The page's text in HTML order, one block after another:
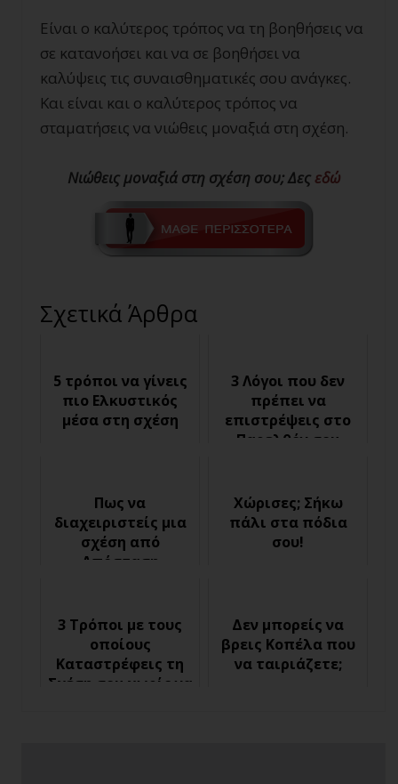
Είναι ο καλύτερος τρόπος να τη βοηθήσεις να
σε κατανοήσει και να σε βοηθήσει να
καλύψεις τις συναισθηματικές σου ανάγκες.
Και είναι και ο καλύτερος τρόπος να
σταματήσεις να νιώθεις μοναξιά στη σχέση.
Νιώθεις μοναξιά στη σχέση σου; Δες εδώ
Σχετικά Άρθρα
5 τρόποι να γίνεις
πιο Ελκυστικός
μέσα στη σχέση
3 Λόγοι που δεν
πρέπει να
επιστρέψεις στο
Παρελθόν σου
Πως να
διαχειριστείς μια
σχέση από
Απόσταση
Χώρισες; Σήκω
πάλι στα πόδια
σου!
3 Τρόποι με τους
οποίους
Καταστρέφεις τη
Σχέση σου χωρίς να
Δεν μπορείς να
βρεις Κοπέλα που
να ταιριάζετε;